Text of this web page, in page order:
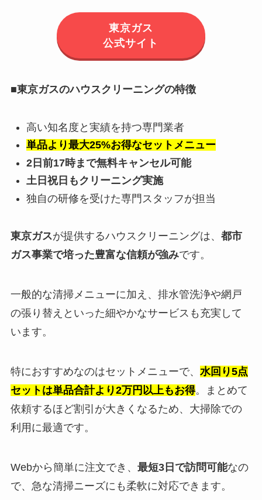
東京ガス
公式サイト
■東京ガスのハウスクリーニングの特徴
高い知名度と実績を持つ専門業者
単品より最大25%お得なセットメニュー
2日前17時まで無料キャンセル可能
土日祝日もクリーニング実施
独自の研修を受けた専門スタッフが担当
東京ガスが提供するハウスクリーニングは、 都市
ガス事業で培った豊富な信頼が強みです。
一般的な清掃メニューに加え、排水管洗浄や網戸
の張り替えといった細やかなサービスも充実して
います。
特におすすめなのはセットメニューで、 水回り5点
セットは単品合計より2万円以上もお得。まとめて
依頼するほど割引が大きくなるため、大掃除での
利用に最適です。
Webから簡単に注文でき、 最短3日で訪問可能なの
で、急な清掃ニーズにも柔軟に対応できます。